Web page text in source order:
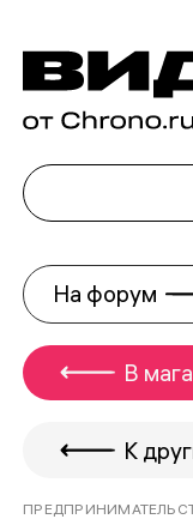
На форум
В
К